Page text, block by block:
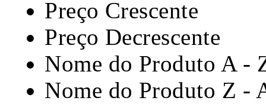
Preço Crescente
Preço Decrescente
Nome do Produto A -
Nome do Produto Z -